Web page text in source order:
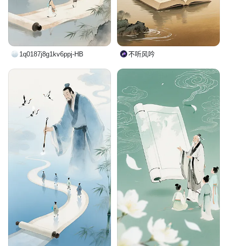
1q0187j8g1kv6ppj-HB 不听风吟